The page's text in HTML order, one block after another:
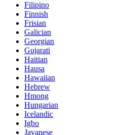
Filipino
Finnish
Frisian
Galician
Georgian
Gujarati
Haitian
Hausa
Hawaiian
Hebrew
Hmong
Hungarian
Icelandic
Igbo
Javanese